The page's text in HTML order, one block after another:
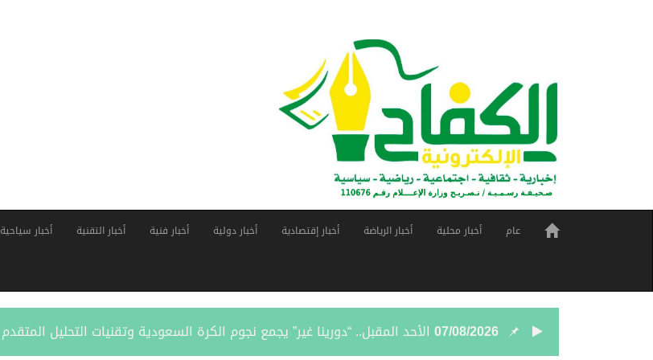
عام أخبار محلية أخبار الرياضة أخبار إقتصادية أخبار دولية أخبار فنية أخبار التقنية أخبار سياحية
07/08/2026 الأحد المقبل.. “دورينا غير” يجمع نجوم الكرة السعودية وتقنيات التحليل المتقدم